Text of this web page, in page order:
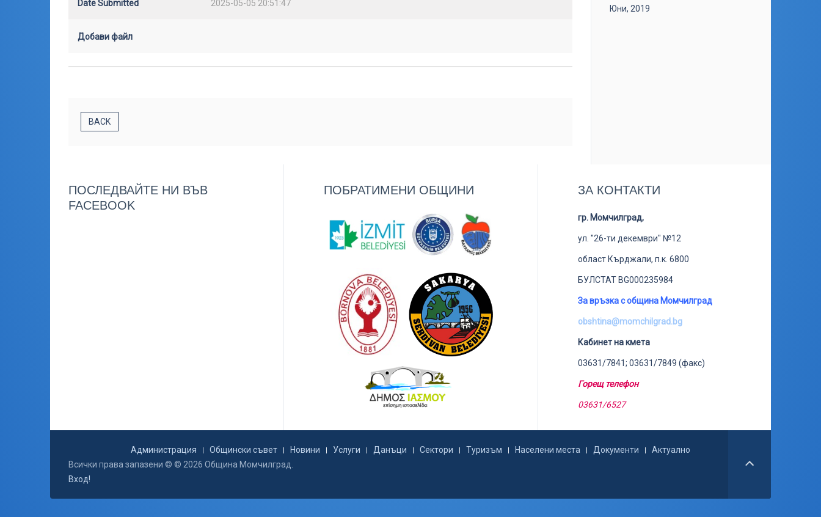
Date Submitted 2025-05-05 20:51:47
Добави файл
BACK
Юни, 2019
ПОСЛЕДВАЙТЕ НИ ВЪВ
FACEBOOK
ПОБРАТИМЕНИ ОБЩИНИ ЗА КОНТАКТИ
гр. Момчилград,
ул. "26-ти декември" №12
област Кърджали, п.к. 6800
БУЛСТАТ BG000235984
За връзка с община Момчилград
obshtina@momchilgrad.bg
Кабинет на кмета
03631/7841; 03631/7849 (факс)
Горещ телефон
03631/6527
Администрация Общински съвет Новини Услуги Данъци Сектори Туризъм Населени места Документи
Актуално
Всички права запазени © © 2026 Община Момчилград.
Вход!